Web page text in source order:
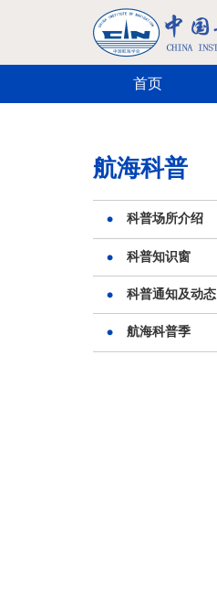
首页
航海科普
科普场所介绍
科普知识窗
科普通知及动态
航海科普季